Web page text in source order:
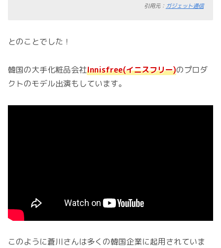
引用元： ガジェット通信
とのことでした！
韓国の大手化粧品会社Innisfree(イニスフリー)のプロダ
クトのモデル出演もしています。
このように蒼川さんは多くの韓国企業に起用されていま